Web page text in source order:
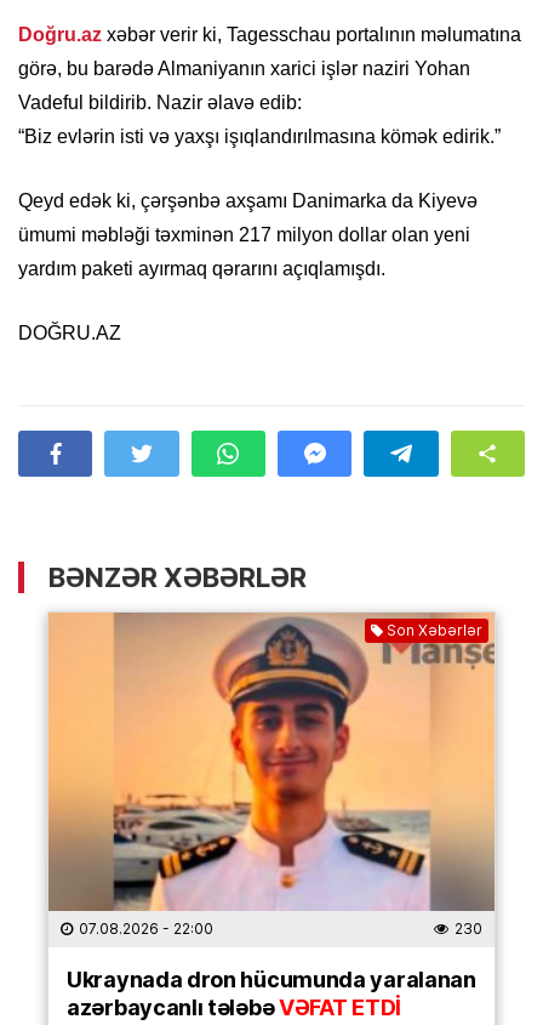
Doğru.az xəbər verir ki, Tagesschau portalının məlumatına
görə, bu barədə Almaniyanın xarici işlər naziri Yohan
Vadeful bildirib. Nazir əlavə edib:
“Biz evlərin isti və yaxşı işıqlandırılmasına kömək edirik.”
Qeyd edək ki, çərşənbə axşamı Danimarka da Kiyevə
ümumi məbləği təxminən 217 milyon dollar olan yeni
yardım paketi ayırmaq qərarını açıqlamışdı.
DOĞRU.AZ
BƏNZƏR XƏBƏRLƏR
Son Xəbərlər
07.08.2026 - 22:00 230
Ukraynada dron hücumunda yaralanan
azərbaycanlı tələbəVƏFAT ETDİ